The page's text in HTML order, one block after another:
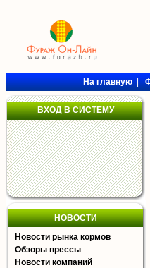
На главную|
ВХОД В СИСТЕМУ
НОВОСТИ
Новости рынка кормов
Обзоры прессы
Новости компаний